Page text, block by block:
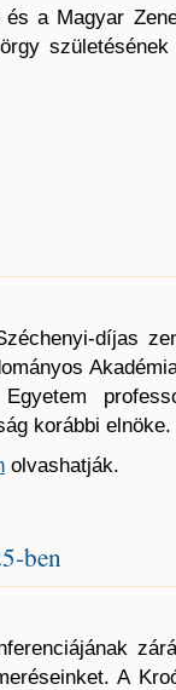
a Magyar
születésének
díjas
korábbi elnöke.
olvashatják.
ben
A